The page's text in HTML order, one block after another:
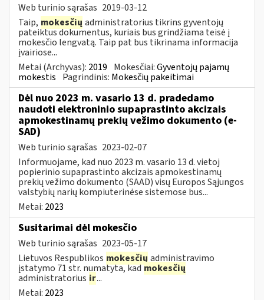
Web turinio sąrašas 2019-03-12
Taip, mokesčių administratorius tikrins gyventojų
pateiktus dokumentus, kuriais bus grindžiama teisė į
mokesčio lengvatą. Taip pat bus tikrinama informacija
įvairiose...
Metai (Archyvas): 2019 Mokesčiai:Gyventojų pajamų
mokestis Pagrindinis: Mokesčių pakeitimai
Dėl nuo 2023 m. vasario 13 d. pradedamo
naudoti elektroninio supaprastinto akcizais
apmokestinamų prekių vežimo dokumento (e-
SAD)
Web turinio sąrašas 2023-02-07
Informuojame, kad nuo 2023 m. vasario 13 d. vietoj
popierinio supaprastinto akcizais apmokestinamų
prekių vežimo dokumento (SAAD) visų Europos Sąjungos
valstybių narių kompiuterinėse sistemose bus...
Metai: 2023
Susitarimai dėl mokesčio
Web turinio sąrašas 2023-05-17
Lietuvos Respublikos mokesčių administravimo
įstatymo 71 str. numatyta, kadmokesčių
administratorius ir...
Metai: 2023